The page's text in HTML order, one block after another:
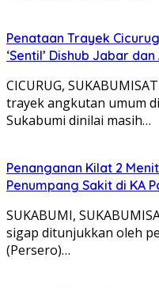
Penataan Trayek
‘Sentil’ Dishub Jabar
CICURUG,
trayek angkutan umum
Sukabumi dinilai masih…
Penanganan Kilat 2
Penumpang Sakit di KA
SUKABUMI,
sigap ditunjukkan oleh
(Persero)…